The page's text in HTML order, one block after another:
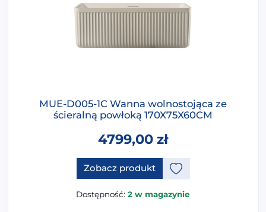
MUE-D005-1C Wanna wolnostojąca ze
ścieralną powłoką 170X75X60CM
4799,00 zł
Zobacz produktTen produkt ma opcje, które
Dostępność: 2 w magazynie